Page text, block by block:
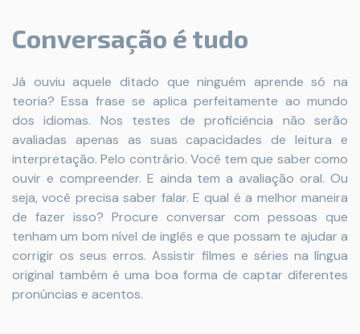
Conversação é tudo
Já ouviu aquele ditado que ninguém aprende só na
teoria? Essa frase se aplica perfeitamente ao mundo
dos idiomas. Nos testes de proficiência não serão
avaliadas apenas as suas capacidades de leitura e
interpretação. Pelo contrário. Você tem que saber como
ouvir e compreender. E ainda tem a avaliação oral. Ou
seja, você precisa saber falar. E qual é a melhor maneira
de fazer isso? Procure conversar com pessoas que
tenham um bom nível de inglês e que possam te ajudar a
corrigir os seus erros. Assistir filmes e séries na língua
original também é uma boa forma de captar diferentes
pronúncias e acentos.